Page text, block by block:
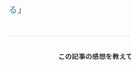
る 」
この記事の感想を教え